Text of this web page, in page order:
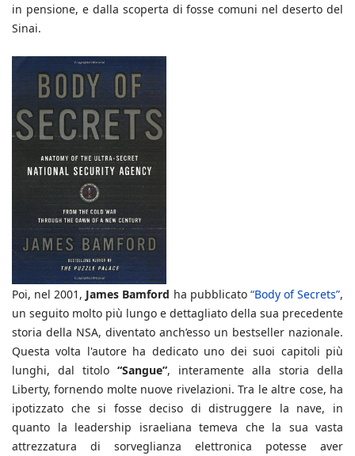
in pensione, e dalla scoperta di fosse comuni nel deserto del
Sinai.
Poi, nel 2001, James Bamford ha pubblicato “Body of Secrets”,
un seguito molto più lungo e dettagliato della sua precedente
storia della NSA, diventato anch’esso un bestseller nazionale.
Questa volta l'autore ha dedicato uno dei suoi capitoli più
lunghi, dal titolo “Sangue”, interamente alla storia della
Liberty, fornendo molte nuove rivelazioni. Tra le altre cose, ha
ipotizzato che si fosse deciso di distruggere la nave, in
quanto la leadership israeliana temeva che la sua vasta
attrezzatura di sorveglianza elettronica potesse aver